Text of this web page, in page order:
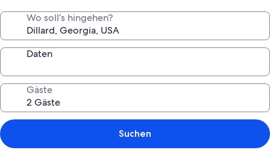
Wo soll’s hingehen?
Daten
Gäste
Suchen